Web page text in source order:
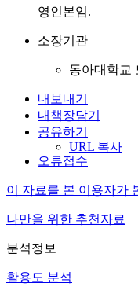
영인본임.
소장기관
동아대학교
내보내기
내책장담기
공유하기
URL 복사
오류접수
이 자료를 본 이용자가
나만을 위한 추천자료
분석정보
활용도 분석